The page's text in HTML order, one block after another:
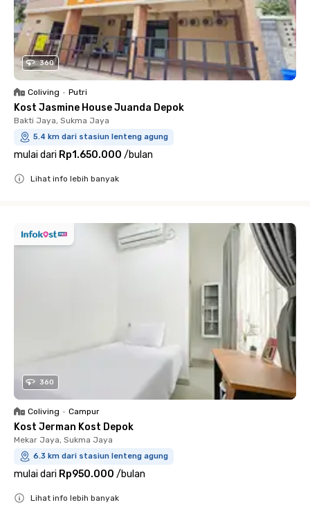
360
Coliving • Putri
Kost Jasmine House Juanda Depok
Bakti Jaya, Sukma Jaya
5.4 km dari stasiun lenteng agung
mulai dari Rp1.650.000 /bulan
Lihat info lebih banyak
360
Coliving • Campur
Kost Jerman Kost Depok
Mekar Jaya, Sukma Jaya
6.3 km dari stasiun lenteng agung
mulai dari Rp950.000 /bulan
Lihat info lebih banyak